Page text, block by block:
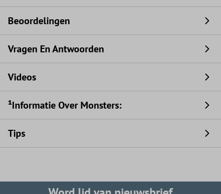
Beoordelingen
Vragen En Antwoorden
Videos
¹Informatie Over Monsters:
Tips